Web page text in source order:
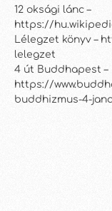
12 oksági lánc –
https://
Lélegzet könyv –
lelegzet
4 út Buddhapest –
https://
buddhizmus-4-